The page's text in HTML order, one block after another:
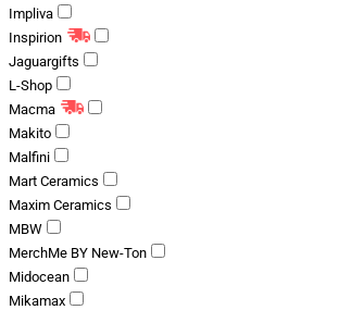
Impliva
Inspirion
Jaguargifts
L-Shop
Macma
Makito
Malfini
Mart Ceramics
Maxim Ceramics
MBW
MerchMe BY New-Ton
Midocean
Mikamax